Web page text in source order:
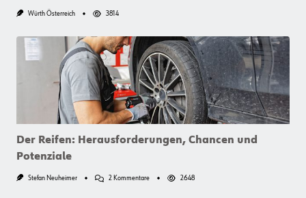
Würth Österreich 3814
Der Reifen: Herausforderungen, Chancen und
Potenziale
Stefan Neuheimer 2 KommentareZu
2648